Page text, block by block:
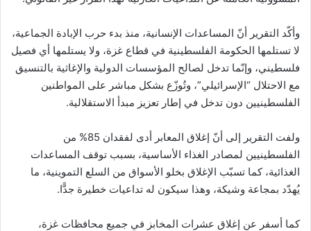
وأكّد التقرير أنّ المساعدات الإنسانية، منذ بدء حرب الإبادة الجماعية،
لا تستلمها الحكومة الفلسطينية في قطاع غزة، ولا يستلمها أي فصيل
فلسطيني، وإنّما تدخل لصالح المؤسسات الدولية والإغاثية بالتنسيق
مع الاحتلال “الإسرائيلي”، وتُوزّع بشكل مباشر على المواطنين
الفلسطينيين دون تدخل في إطار تعزيز مبدأ الاستقلالية.
ولفت التقرير إلى أنّ إغلاق المعابر أدى لفقدان 85% من
الفلسطينيين لمصادر الغذاء الأساسية، بسبب توقف المساعدات
الغذائية، كما تسبّب الإغلاق بخلو الأسواق من السلع التموينية، ما
يُهدّد بمجاعة وشيكة، وهذا سيكون له تداعيات خطيرة جدًّا.
كما أسفر عن إغلاق عشرات المخابز في جميع محافظات غزة،